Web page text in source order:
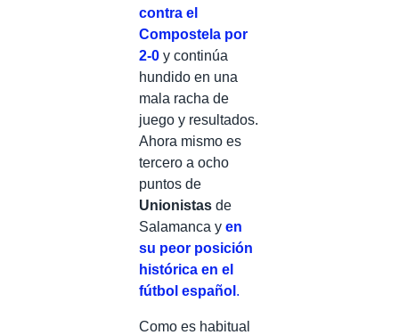
contra el
Compostela por
2-0 y continúa
hundido en una
mala racha de
juego y resultados.
Ahora mismo es
tercero a ocho
puntos de
Unionistas de
Salamanca y en
su peor posición
histórica en el
fútbol español .
Como es habitual